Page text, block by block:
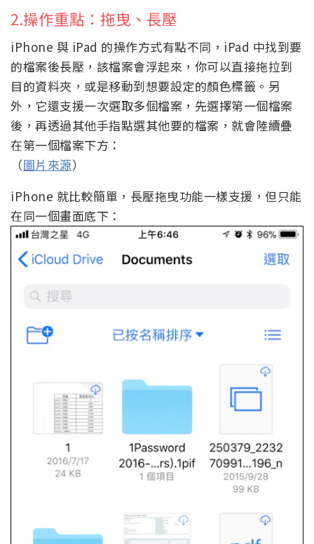
2.操作重點：拖曳、長壓
iPhone 與 iPad 的操作方式有點不同，iPad 中找到要
的檔案後長壓，該檔案會浮起來，你可以直接拖拉到
目的資料夾，或是移動到想要設定的顏色標籤。另
外，它還支援一次選取多個檔案，先選擇第一個檔案
後，再透過其他手指點選其他要的檔案，就會陸續疊
在第一個檔案下方：
（圖片來源）
iPhone 就比較簡單，長壓拖曳功能一樣支援，但只能
在同一個畫面底下：